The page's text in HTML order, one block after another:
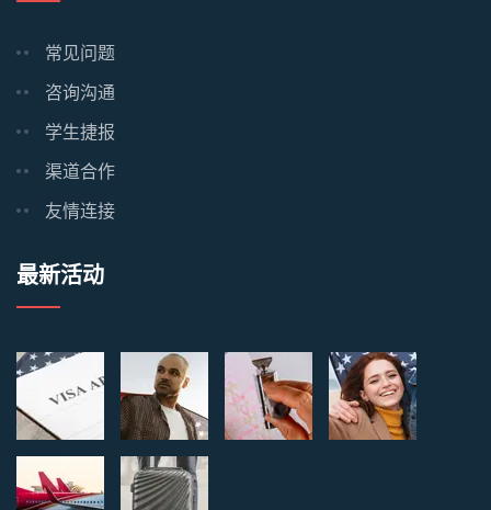
常见问题
咨询沟通
学生捷报
渠道合作
友情连接
最新活动